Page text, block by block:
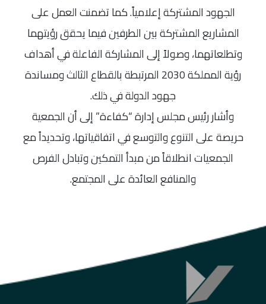
الجهود المشتركة إعلامياً. كما تضمنت العمل على
المشاريع المشتركة بين الطرفين فيما يحقق رؤيتهما
وتطلعاتهما، وصولاً إلى المشاركة الفاعلة في أهداف
رؤية المملكة 2030 المرتبطة بالقطاع الثالث ومساندة
جهود الدولة في ذلك.
وأشار رئيس مجلس إدارة “كفاءة” إلى أن الجمعية
حريصة على التنوع والتوسع في اتفاقياتها، وتحديداً مع
الجمعيات انطلاقاً من مبدأ التمكين وتبادل الفرص
والمنافع العائدة على المجتمع.